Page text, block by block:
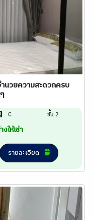
นวยความสะดวกครบ
C ชั้น 2
งให้เช่า
รายละเอียด